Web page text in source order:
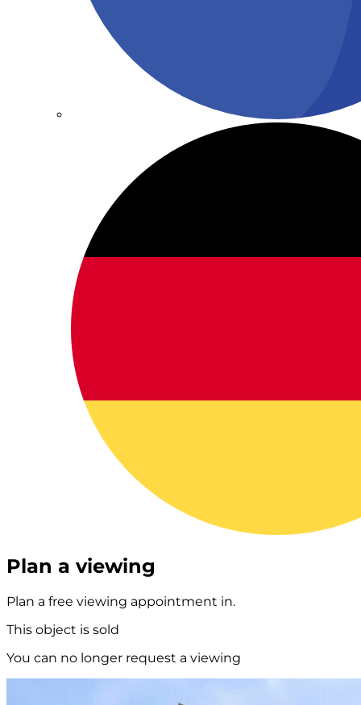
Plan a viewing
Plan a free viewing appointment in.
This object is sold
You can no longer request a viewing